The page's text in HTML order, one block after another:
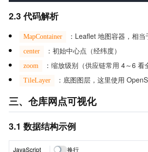
<TileLayer
      />
MapContainer
2.3 代码解析
MapContainer ：Leaflet 地图容器，相
center ：初始中心点（经纬度）
zoom ：缩放级别（供应链常用 4～6 看
TileLayer ：底图图层，这里使用
三、仓库网点可视化
3.1 数据结构示例
JavaScript 换行